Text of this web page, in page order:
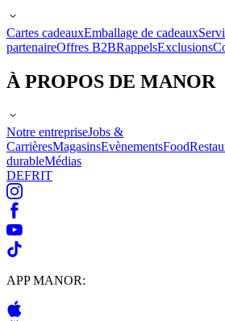
Cartes cadeauxEmballage de cadeaux
partenaireOffres B2BRappelsExclusions
À PROPOS DE MANOR
Notre entrepriseJobs &
CarrièresMagasinsEvènementsFood
durableMédias
DEFRIT
APP MANOR: